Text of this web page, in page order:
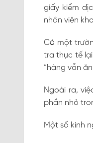
giấy kiểm
nhân viên
Có một
tra thực tế
“hàng vẫn
Ngoài ra,
phần nhỏ
Một số kinh